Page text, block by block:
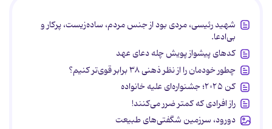
شهید رئیسی، مردی بود از جنس مردم، ساده‌زیست، پرکار و
بی‌ادعا.
کدهای پیشواز پویش چله دعای عهد
چطور خودمان را از نظر ذهنی ۳۸ برابر قوی‌تر کنیم؟
کن ۲۰۲۵؛ جشنواره‌ای علیه خانواده
راز افرادی که کمتر ضرر می‌کنند!
دورود، سرزمین شگفتی‌های طبیعت